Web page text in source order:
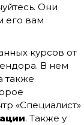
Они
его вам
курсов от
В нем
также
«Специалист»
. Также у